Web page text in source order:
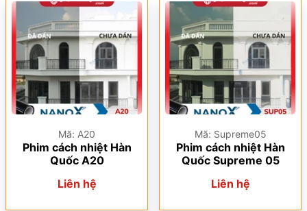
Mã: A20
Phim cách nhiệt Hàn
Quốc A20
Liên hệ
Mã: Supreme05
Phim cách nhiệt Hàn
Quốc Supreme 05
Liên hệ